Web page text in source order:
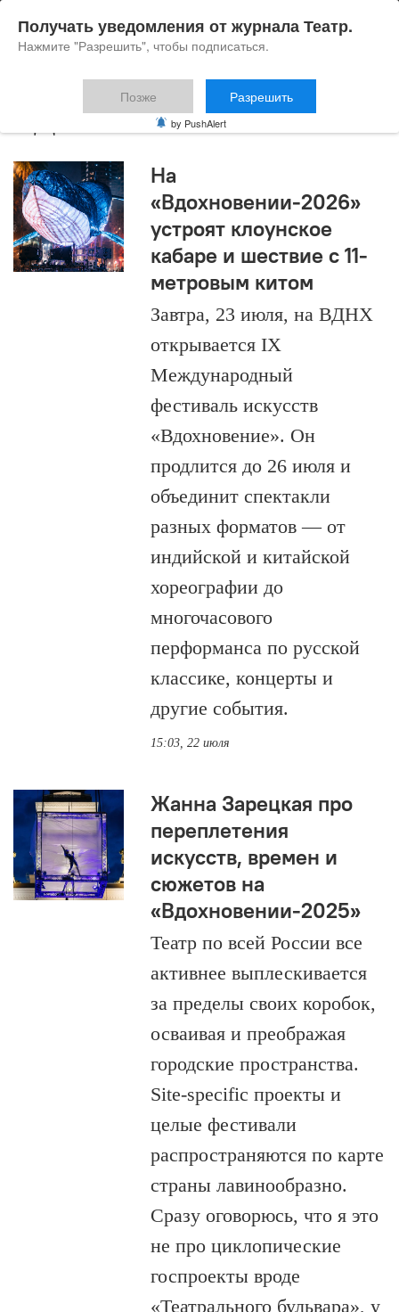
ВДНХ
На
«Вдохновении-2026»
устроят клоунское
кабаре и шествие с 11-
метровым китом
Завтра, 23 июля, на ВДНХ
открывается IX
Международный
фестиваль искусств
«Вдохновение». Он
продлится до 26 июля и
объединит спектакли
разных форматов — от
индийской и китайской
хореографии до
многочасового
перформанса по русской
классике, концерты и
другие события.
15:03, 22 июля
Жанна Зарецкая про
переплетения
искусств, времен и
сюжетов на
«Вдохновении-2025»
Театр по всей России все
активнее выплескивается
за пределы своих коробок,
осваивая и преображая
городские пространства.
Site-specific проекты и
целые фестивали
распространяются по карте
страны лавинообразно.
Сразу оговорюсь, что я это
не про циклопические
госпроекты вроде
«Театрального бульвара», у
Получать уведомления от журнала Театр.
Нажмите "Разрешить", чтобы подписаться.
Позже Разрешить
by PushAlert